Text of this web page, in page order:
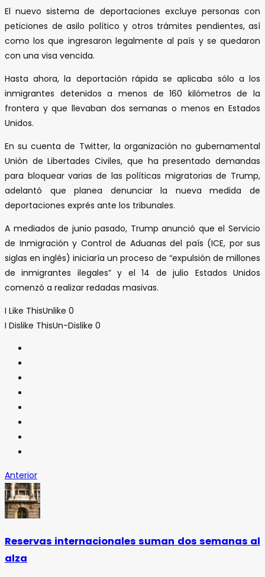
El nuevo sistema de deportaciones excluye personas con
peticiones de asilo político y otros trámites pendientes, así
como los que ingresaron legalmente al país y se quedaron
con una visa vencida.
Hasta ahora, la deportación rápida se aplicaba sólo a los
inmigrantes detenidos a menos de 160 kilómetros de la
frontera y que llevaban dos semanas o menos en Estados
Unidos.
En su cuenta de Twitter, la organización no gubernamental
Unión de Libertades Civiles, que ha presentado demandas
para bloquear varias de las políticas migratorias de Trump,
adelantó que planea denunciar la nueva medida de
deportaciones exprés ante los tribunales.
A mediados de junio pasado, Trump anunció que el Servicio
de Inmigración y Control de Aduanas del país (ICE, por sus
siglas en inglés) iniciaría un proceso de “expulsión de millones
de inmigrantes ilegales” y el 14 de julio Estados Unidos
comenzó a realizar redadas masivas.
I Like ThisUnlike 0
I Dislike ThisUn-Dislike 0
Anterior
Reservas internacionales suman dos semanas al
alza